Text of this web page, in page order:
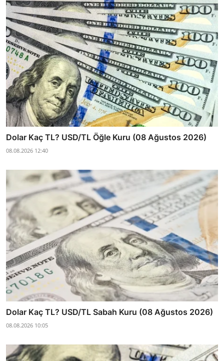
Dolar Kaç TL? USD/TL Öğle Kuru (08 Ağustos 2026)
08.08.2026 12:40
Dolar Kaç TL? USD/TL Sabah Kuru (08 Ağustos 2026)
08.08.2026 10:05